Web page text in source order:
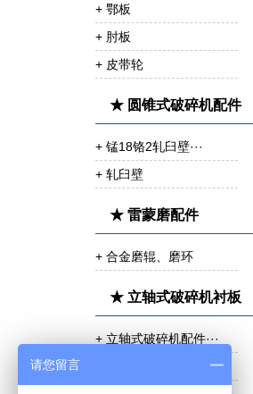
+ 鄂板
+ 肘板
+ 皮带轮
★ 圆锥式破碎机配件
+ 锰18铬2轧臼壁···
+ 轧臼壁
★ 雷蒙磨配件
+ 合金磨辊、磨环
★ 立轴式破碎机衬板
+ 立轴式破碎机配件···
请您留言